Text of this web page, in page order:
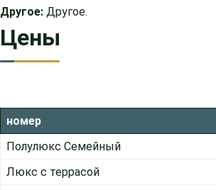
Другое: Другое.
Цены
номер
Полулюкс Семейный
Люкс с террасой